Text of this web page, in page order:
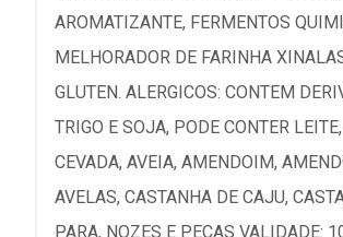
AROMATIZANTE, FERMENTOS
MELHORADOR DE FARINHA
GLUTEN. ALERGICOS: CONTEM
TRIGO E SOJA, PODE CONTER
CEVADA, AVEIA, AMENDOIM,
AVELAS, CASTANHA DE CAJU,
PARA, NOZES E PECAS VALIDADE: